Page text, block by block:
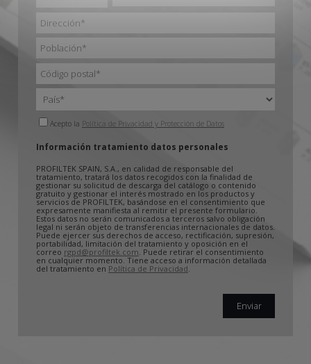
Acepto la Política de Privacidad y Protección de Datos
Información tratamiento datos personales
PROFILTEK SPAIN, S.A., en calidad de responsable del
tratamiento, tratará los datos recogidos con la finalidad de
gestionar su solicitud de descarga del catálogo o contenido
gratuito y gestionar el interés mostrado en los productos y
servicios de PROFILTEK, basándose en el consentimiento que
expresamente manifiesta al remitir el presente formulario.
Estos datos no serán comunicados a terceros salvo obligación
legal ni serán objeto de transferencias internacionales de datos.
Puede ejercer sus derechos de acceso, rectificación, supresión,
portabilidad, limitación del tratamiento y oposición en el
correo rgpd@profiltek.com . Puede retirar el consentimiento
en cualquier momento. Tiene acceso a información detallada
del tratamiento en Política de Privacidad